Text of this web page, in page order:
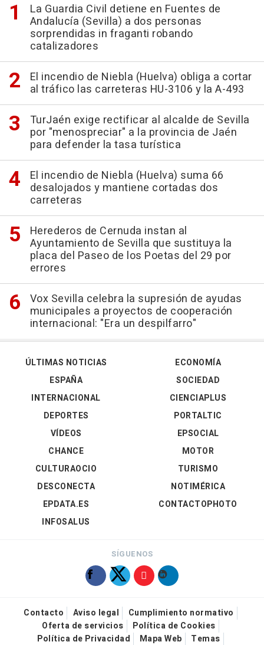
La Guardia Civil detiene en Fuentes de
Andalucía (Sevilla) a dos personas
sorprendidas in fraganti robando
catalizadores
El incendio de Niebla (Huelva) obliga a cortar
al tráfico las carreteras HU-3106 y la A-493
TurJaén exige rectificar al alcalde de Sevilla
por "menospreciar" a la provincia de Jaén
para defender la tasa turística
El incendio de Niebla (Huelva) suma 66
desalojados y mantiene cortadas dos
carreteras
Herederos de Cernuda instan al
Ayuntamiento de Sevilla que sustituya la
placa del Paseo de los Poetas del 29 por
errores
Vox Sevilla celebra la supresión de ayudas
municipales a proyectos de cooperación
internacional: "Era un despilfarro"
ÚLTIMAS NOTICIAS
ESPAÑA
INTERNACIONAL
DEPORTES
VÍDEOS
ECONOMÍA
SOCIEDAD
CIENCIAPLUS
PORTALTIC
EPSOCIAL
CHANCE
CULTURAOCIO
DESCONECTA
EPDATA.ES
INFOSALUS
MOTOR
TURISMO
NOTIMÉRICA
CONTACTOPHOTO
SÍGUENOS
Contacto Aviso legal
Cumplimiento normativo
Oferta de servicios
Política de Cookies
Política de Privacidad
Mapa Web Temas